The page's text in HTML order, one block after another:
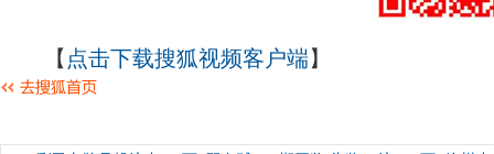
【 点击下载搜狐视频客户端】